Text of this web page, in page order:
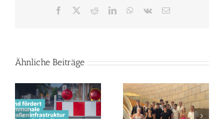
Facebook
RedditLinkedInWhatsApp
Vk
E-
Ähnliche Beiträge
Geopolitik-Kurs des
Land unterstützt